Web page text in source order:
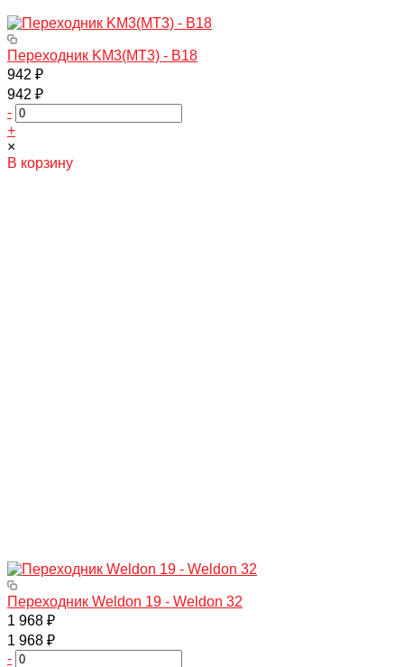
Переходник KM3(МТ3) - B18
942 ₽
942 ₽
-
+
×
В корзину
Переходник Weldon 19 - Weldon 32
1 968 ₽
1 968 ₽
-